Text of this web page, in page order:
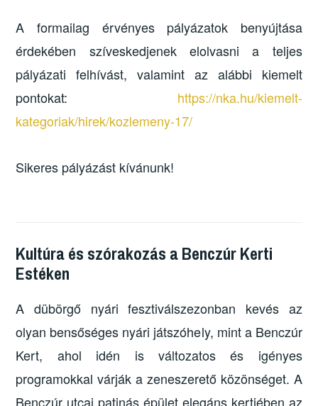
A formailag érvényes pályázatok benyújtása
érdekében szíveskedjenek elolvasni a teljes
pályázati felhívást, valamint az alábbi kiemelt
pontokat: https://nka.hu/kiemelt-
kategoriak/hirek/kozlemeny-17/
Sikeres pályázást kívánunk!
Kultúra és szórakozás a Benczúr Kerti
Estéken
A dübörgő nyári fesztiválszezonban kevés az
olyan bensőséges nyári játszóhely, mint a Benczúr
Kert, ahol idén is változatos és igényes
programokkal várják a zeneszerető közönséget. A
Benczúr utcai patinás épület elegáns kertjében az